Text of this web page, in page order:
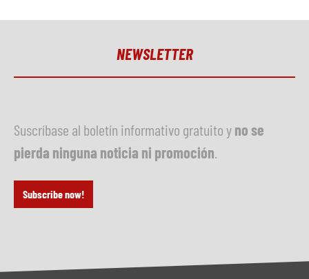
NEWSLETTER
Suscríbase al boletín informativo gratuito yno se
pierda ninguna noticia ni promoción
Subscribe now!